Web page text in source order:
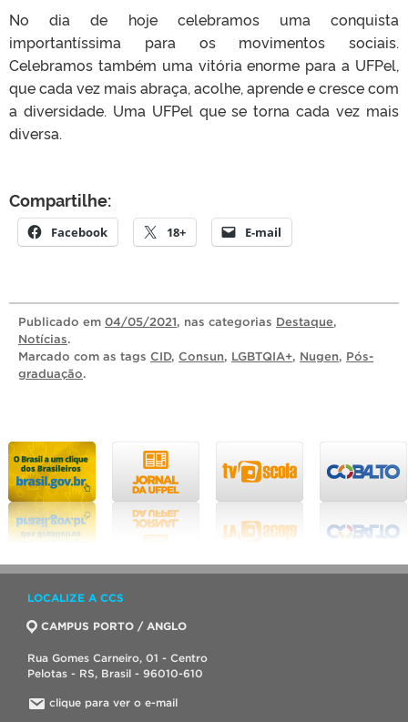
No dia de hoje celebramos uma conquista
importantíssima para os movimentos sociais.
Celebramos também uma vitória enorme para a UFPel,
que cada vez mais abraça, acolhe, aprende e cresce com
a diversidade. Uma UFPel que se torna cada vez mais
diversa.
Compartilhe:
Facebook 18+ E-mail
Publicado em 04/05/2021, nas categorias Destaque,
Notícias.
Marcado com as tags CID, Consun, LGBTQIA+, Nugen, Pós-
graduação.
LOCALIZE A CCS
CAMPUS PORTO / ANGLO
Rua Gomes Carneiro, 01 - Centro
Pelotas - RS, Brasil - 96010-610
clique para ver o e-mail